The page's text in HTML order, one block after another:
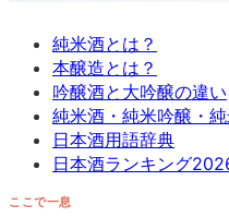
純米酒とは？
本醸造とは？
吟醸酒と大吟醸の違い
純米酒・純米吟醸・
日本酒用語辞典
日本酒ランキング
ここで一息